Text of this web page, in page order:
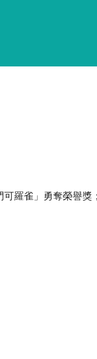
羅雀」勇奪榮譽獎